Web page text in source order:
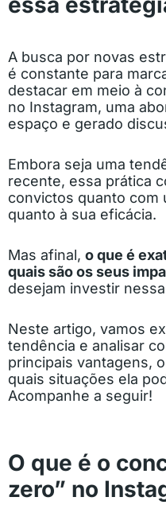
A busca por novas
é constante para
destacar em meio à
no Instagram, uma
espaço e gerado
Embora seja uma
recente, essa prática
convictos quanto com
quanto à sua eficácia.
Mas afinal, o que é
quais são os seus
desejam investir
Neste artigo, vamos
tendência e analisar
principais vantagens,
quais situações ela
Acompanhe a seguir!
O que é o
zero” no